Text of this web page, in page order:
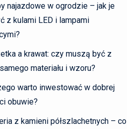
najazdowe w ogrodzie – jak je
z kulami LED i lampami
a krawat: czy muszą być z
materiału i wzoru?
warto inwestować w dobrej
obuwie?
z kamieni półszlachetnych – co